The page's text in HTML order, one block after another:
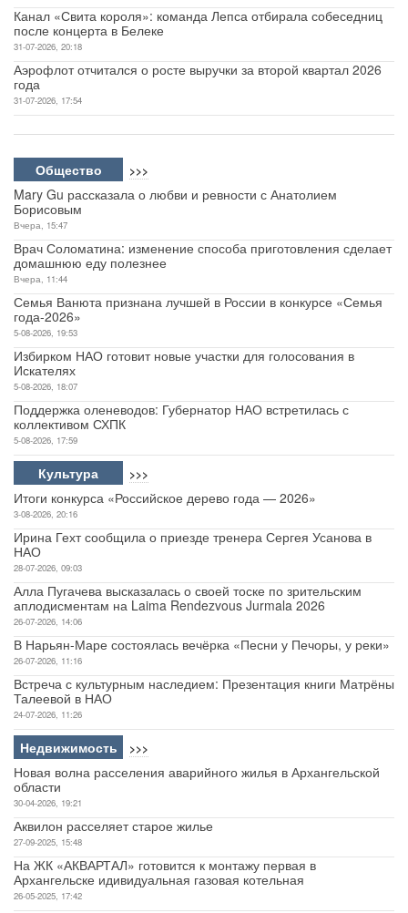
Канал «Свита короля»: команда Лепса отбирала собеседниц
после концерта в Белеке
31-07-2026, 20:18
Аэрофлот отчитался о росте выручки за второй квартал 2026
года
31-07-2026, 17:54
Общество >>>
Mary Gu рассказала о любви и ревности с Анатолием
Борисовым
Вчера, 15:47
Врач Соломатина: изменение способа приготовления сделает
домашнюю еду полезнее
Вчера, 11:44
Семья Ванюта признана лучшей в России в конкурсе «Семья
года-2026»
5-08-2026, 19:53
Избирком НАО готовит новые участки для голосования в
Искателях
5-08-2026, 18:07
Поддержка оленеводов: Губернатор НАО встретилась с
коллективом СХПК
5-08-2026, 17:59
Культура >>>
Итоги конкурса «Российское дерево года — 2026»
3-08-2026, 20:16
Ирина Гехт сообщила о приезде тренера Сергея Усанова в
НАО
28-07-2026, 09:03
Алла Пугачева высказалась о своей тоске по зрительским
аплодисментам на Laima Rendezvous Jurmala 2026
26-07-2026, 14:06
В Нарьян-Маре состоялась вечёрка «Песни у Печоры, у реки»
26-07-2026, 11:16
Встреча с культурным наследием: Презентация книги Матрёны
Талеевой в НАО
24-07-2026, 11:26
Недвижимость >>>
Новая волна расселения аварийного жилья в Архангельской
области
30-04-2026, 19:21
Аквилон расселяет старое жилье
27-09-2025, 15:48
На ЖК «АКВАРТАЛ» готовится к монтажу первая в
Архангельске идивидуальная газовая котельная
26-05-2025, 17:42